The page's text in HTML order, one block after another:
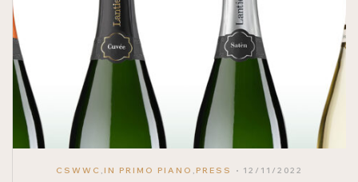
CSWWC , IN PRIMO PIANO , PRESS 12/11/2022